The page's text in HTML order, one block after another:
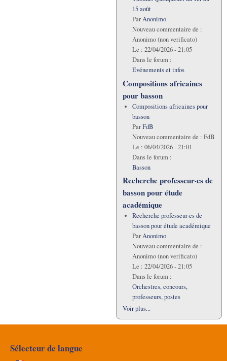
15 août
ParAnonimo
Nouveau commentaire de :
Anonimo (non verificato)
Le : 22/04/2026 - 21:05
Dans le forum :
Evénements et infos
Compositions africaines
pour basson
Compositions africaines pour
basson
ParFdB
Nouveau commentaire de : FdB
Le : 06/04/2026 - 21:01
Dans le forum :
Basson
Recherche professeur·es de
basson pour étude
académique
Recherche professeur·es de
basson pour étude académique
ParAnonimo
Nouveau commentaire de :
Anonimo (non verificato)
Le : 22/04/2026 - 21:05
Dans le forum :
Orchestres, concours,
professeurs, postes
Voir plus...
Sélecteur de langue